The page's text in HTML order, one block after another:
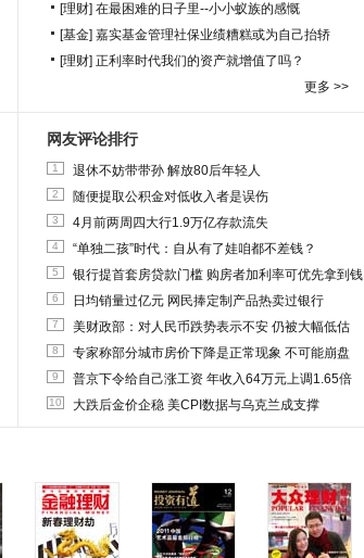
[理财] 在最困难的日子里--小小蚁族的感慨
[基金] 嘉实基金管理社保业绩糟糕或为自己抬轿
[理财] 正利率时代我们的资产就增值了吗？
更多 >>
网友评论排行
1 退休不妨带带孙 解放80后年轻人
2 随便提取公积金对低收入者是误伤
3 4月前两周四大行1.9万亿存款流失
4 “单独二孩”时代：自从有了娃咱都不差钱？
5 银行提首套房贷款门槛 购房者加利率可优先拿到钱
6 日均销量过亿元 网民捧定制产品热卖过银行
7 美财政部：对人民币跌势表示不安 仍被大幅低估
8 专家称部分城市房价下降是正常现象 不可能崩盘
9 普京下令给自己涨工资 年收入64万元上调1.65倍
10 大跌后金价企稳 美CPI数据与乌克兰成支撑